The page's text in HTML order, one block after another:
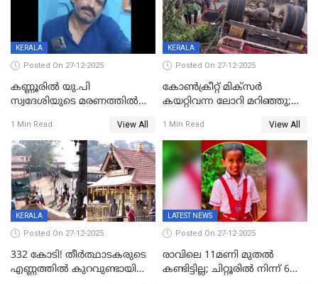
KERALA
Posted On 27-12-2025
കണ്ണൂരിൽ യു.പി
സ്വദേശിയുടെ മരണത്തിൽ
കേസ്; തർക്കമുണ്ടായത്
ഫേഷ്യലിന് 300 രൂപ
ആവശ്യപ്പെട്ടതിനെച്ചൊല്ലി
1 Min Read View All
KERALA
Posted On 27-12-2025
കോണ്‍ക്രീറ്റ് മിക്‌സര്‍
കയറ്റിവന്ന ലോറി മറിഞ്ഞു;
അപകടം കണ്ണൂരിൽ
1 Min Read View All
KERALA
Posted On 27-12-2025
332 കോടി! തീർത്ഥാടകരുടെ
എണ്ണത്തിൽ കുറവുണ്ടായിട്ടും
LATEST NEWS
Posted On 27-12-2025
രാവിലെ 11മണി മുതൽ
കണ്ടിട്ടില്ല; ചിറ്റൂരിൽ നിന്ന് 6